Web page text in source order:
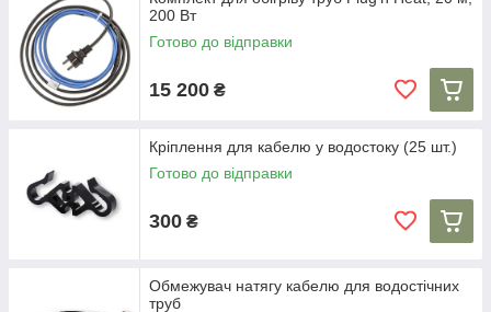
200 Вт
Готово до відправки
15 200 ₴
Кріплення для кабелю у водостоку (25 шт.)
Готово до відправки
300 ₴
Обмежувач натягу кабелю для водостічних
труб